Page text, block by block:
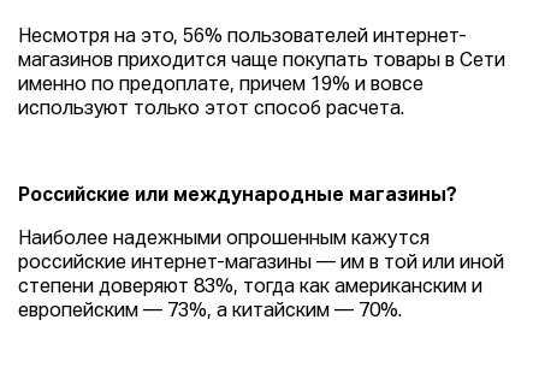
Несмотря на это, 56% пользователей интернет-
магазинов приходится чаще покупать товары в Сети
именно по предоплате, причем 19% и вовсе
используют только этот способ расчета.
Российские или международные магазины?
Наиболее надежными опрошенным кажутся
российские интернет-магазины — им в той или иной
степени доверяют 83%, тогда как американским и
европейским — 73%, а китайским — 70%.